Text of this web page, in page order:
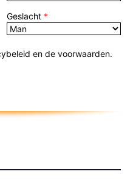
Geslacht
en de voorwaarden.